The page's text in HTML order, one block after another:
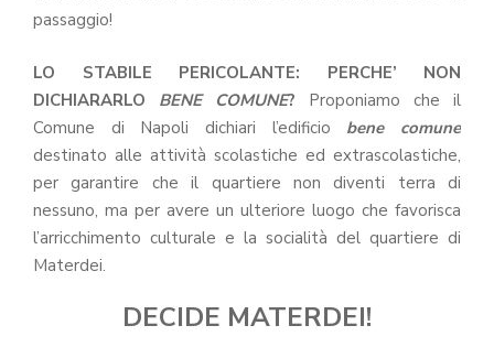
passaggio!
LO STABILE PERICOLANTE: PERCHE’ NON
DICHIARARLO BENE COMUNE? Proponiamo che il
Comune di Napoli dichiari l’edificio bene comune
destinato alle attività scolastiche ed extrascolastiche,
per garantire che il quartiere non diventi terra di
nessuno, ma per avere un ulteriore luogo che favorisca
l’arricchimento culturale e la socialità del quartiere di
Materdei.
DECIDE MATERDEI!